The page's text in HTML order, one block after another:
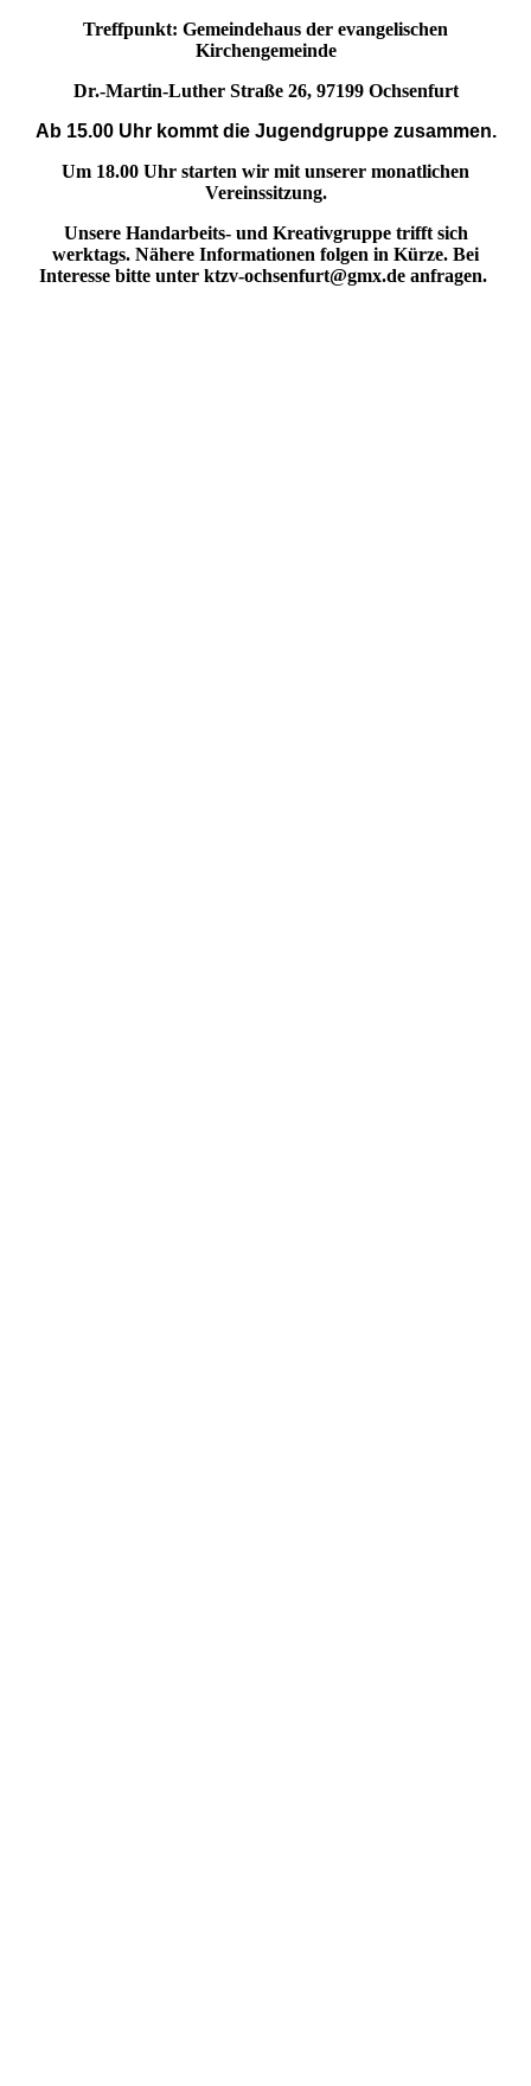
Treffpunkt: Gemeindehaus der evangelischen
Kirchengemeinde
Dr.-Martin-Luther Straße 26, 97199 Ochsenfurt
Ab 15.00 Uhr kommt die Jugendgruppe zusammen.
Um 18.00 Uhr starten wir mit unserer monatlichen
Vereinssitzung.
Unsere Handarbeits- und Kreativgruppe trifft sich
werktags. Nähere Informationen folgen in Kürze. Bei
Interesse bitte unter ktzv-ochsenfurt@gmx.de anfragen.